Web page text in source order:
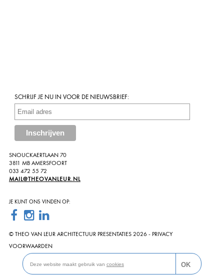
SCHRIJF JE NU IN VOOR DE NIEUWSBRIEF:
SNOUCKAERTLAAN 70
3811 MB AMERSFOORT
033 472 55 72
MAIL@THEOVANLEUR.NL
JE KUNT ONS VINDEN OP:
© THEO VAN LEUR ARCHITECTUUR PRESENTATIES 2026 - PRIVACY
VOORWAARDEN
Deze website maakt gebruik van cookies OK